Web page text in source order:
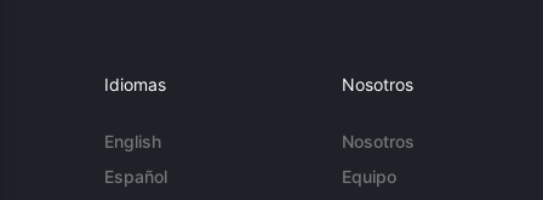
Idiomas
English
Español
Nosotros
Nosotros
Equipo